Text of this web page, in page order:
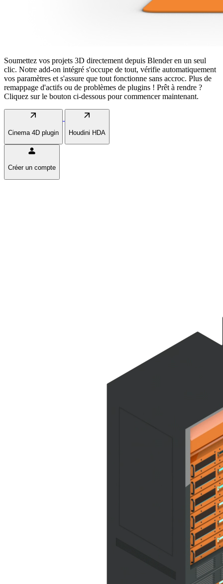
Soumettez vos projets 3D directement depuis Blender en un seul
clic. Notre add-on intégré s'occupe de tout, vérifie automatiquement
vos paramètres et s'assure que tout fonctionne sans accroc. Plus de
remappage d'actifs ou de problèmes de plugins ! Prêt à rendre ?
Cliquez sur le bouton ci-dessous pour commencer maintenant.
arrow_outward
Cinema 4D plugin
arrow_outward
Houdini HDA
person
Créer un compte